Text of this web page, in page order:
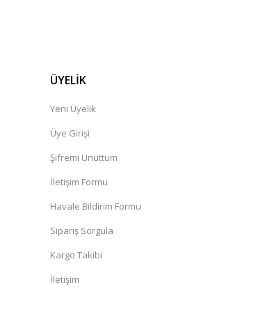
ÜYELİK
Yeni Üyelik
Üye Girişi
Şifremi Unuttum
İletişim Formu
Havale Bildirim Formu
Sipariş Sorgula
Kargo Takibi
İletişim